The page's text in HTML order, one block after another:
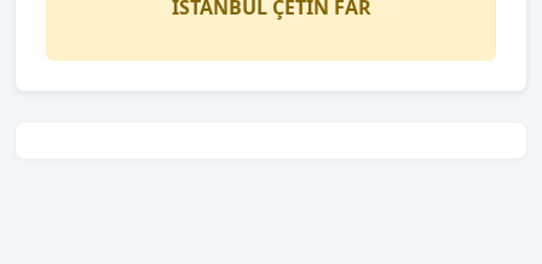
İSTANBUL ÇETİN FAR